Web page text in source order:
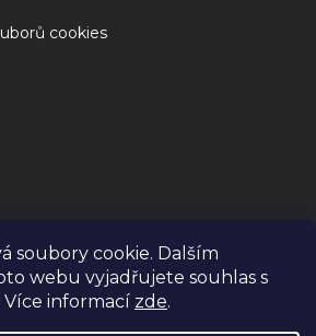
soubory cookie. Dalším
webu vyjadřujete souhlas s
informací zde.
cookies